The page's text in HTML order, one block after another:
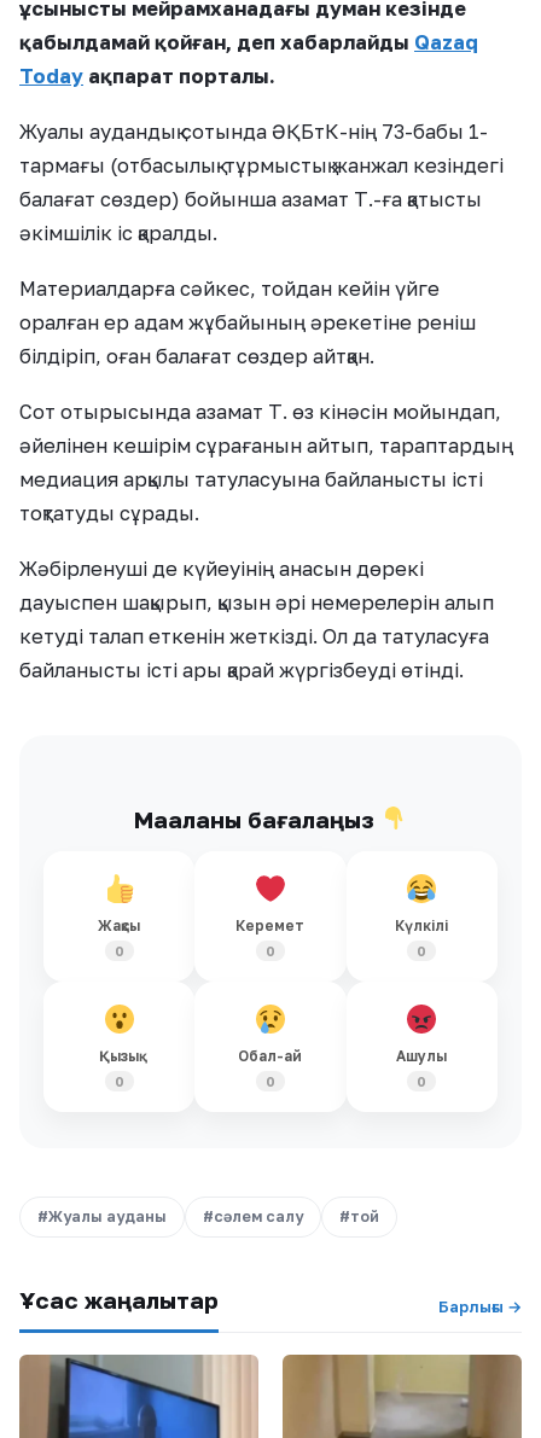
ұсынысты мейрамханадағы думан кезінде
қабылдамай қойған, деп хабарлайды Qazaq
Today ақпарат порталы.
Жуалы аудандық сотында ӘҚБтК-нің 73-бабы 1-
тармағы (отбасылық-тұрмыстық жанжал кезіндегі
балағат сөздер) бойынша азамат Т.-ға қатысты
әкімшілік іс қаралды.
Материалдарға сәйкес, тойдан кейін үйге
оралған ер адам жұбайының әрекетіне реніш
білдіріп, оған балағат сөздер айтқан.
Сот отырысында азамат Т. өз кінәсін мойындап,
әйелінен кешірім сұрағанын айтып, тараптардың
медиация арқылы татуласуына байланысты істі
тоқтатуды сұрады.
Жәбірленуші де күйеуінің анасын дөрекі
дауыспен шақырып, қызын әрі немерелерін алып
кетуді талап еткенін жеткізді. Ол да татуласуға
байланысты істі ары қарай жүргізбеуді өтінді.
Мақаланы бағалаңыз
Жақсы
0
Керемет
0
Күлкілі
0
Қызық
0
Обал-ай
0
Ашулы
0
#Жуалы ауданы #сәлем салу #той
Ұқсас жаңалықтар Барлығы →